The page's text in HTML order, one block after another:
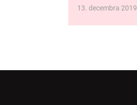
13. decembra 2019